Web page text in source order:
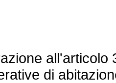
all'articolo
di